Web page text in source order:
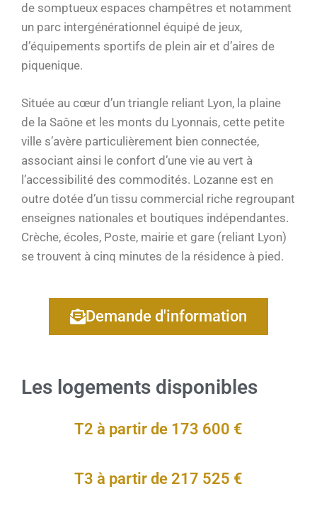
de somptueux espaces champêtres et notamment
un parc intergénérationnel équipé de jeux,
d’équipements sportifs de plein air et d’aires de
piquenique.
Située au cœur d’un triangle reliant Lyon, la plaine
de la Saône et les monts du Lyonnais, cette petite
ville s’avère particulièrement bien connectée,
associant ainsi le confort d’une vie au vert à
l’accessibilité des commodités. Lozanne est en
outre dotée d’un tissu commercial riche regroupant
enseignes nationales et boutiques indépendantes.
Crèche, écoles, Poste, mairie et gare (reliant Lyon)
se trouvent à cinq minutes de la résidence à pied.
Demande d'information
Les logements disponibles
T2 à partir de 173 600 €
T3 à partir de 217 525 €